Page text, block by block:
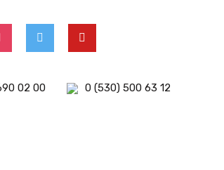
02 00 0 (530) 500 63 12